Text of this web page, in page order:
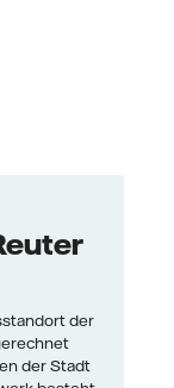
der
der Stadt